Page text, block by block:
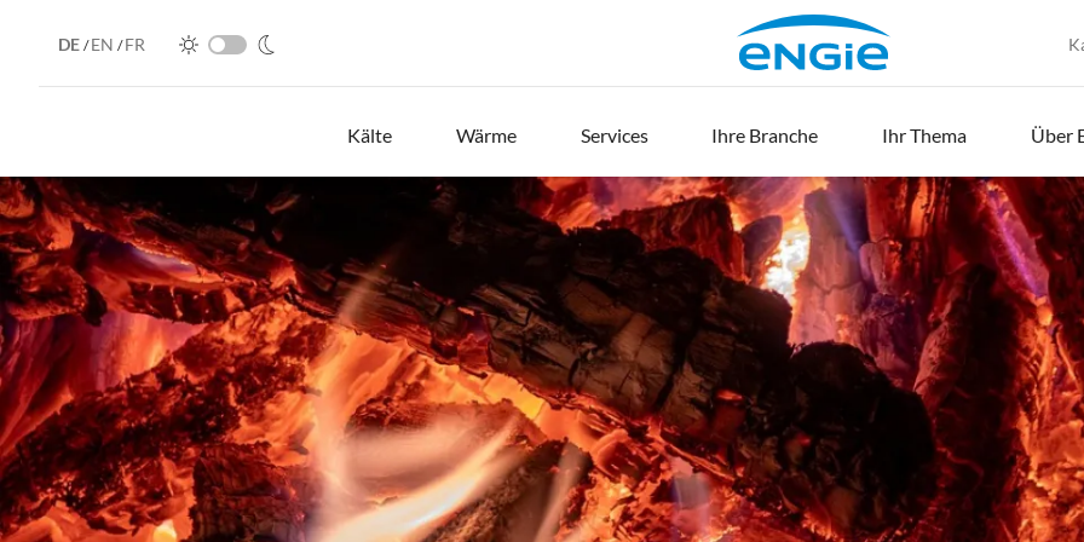
DE /EN /FR
Kälte Wärme Services Ihre Branche Ihr Thema Über